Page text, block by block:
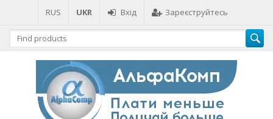
RUS UKR Вхід Зареєструйтесь